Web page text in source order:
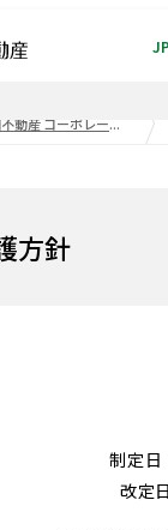
情報TOP
事業
ティ
JP
方針
制定日
改定